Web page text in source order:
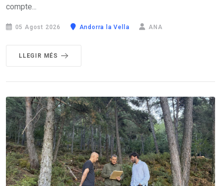
compte...
05 Agost 2026 Andorra la Vella ANA
LLEGIR MÉS